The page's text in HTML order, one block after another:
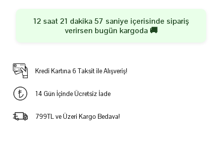
12 saat 21 dakika 57 saniye içerisinde sipariş
verirsen bugün kargoda 🚚
Kredi Kartına 6 Taksit ile Alışveriş!
14 Gün İçinde Ücretsiz İade
799TL ve Üzeri Kargo Bedava!